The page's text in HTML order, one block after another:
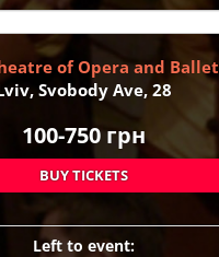
of Opera and Ballet
Svobody Ave, 28
100-750 грн
BUY TICKETS
Left to event: